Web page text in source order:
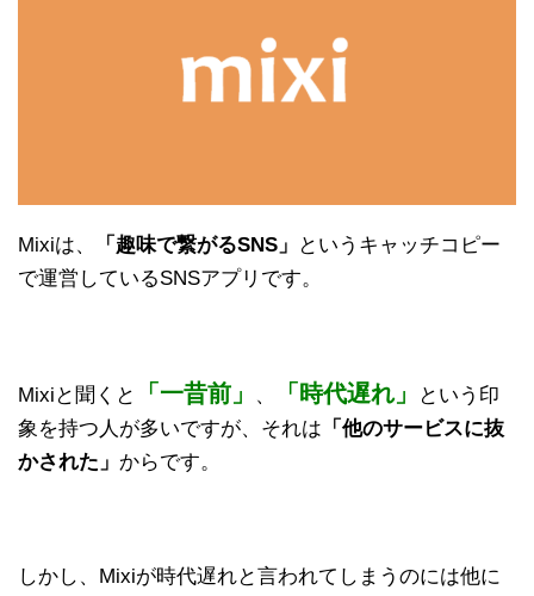
Mixiは、 「趣味で繋がるSNS」
というキャッチコピー
で運営しているSNSアプリです。
Mixiと聞くと 「一昔前」 、 「時代遅れ」
という印
象を持つ人が多いですが、それは 「他のサービスに抜
かされた」 からです。
しかし、Mixiが時代遅れと言われてしまうのには他に